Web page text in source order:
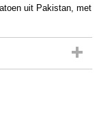
uit Pakistan, met